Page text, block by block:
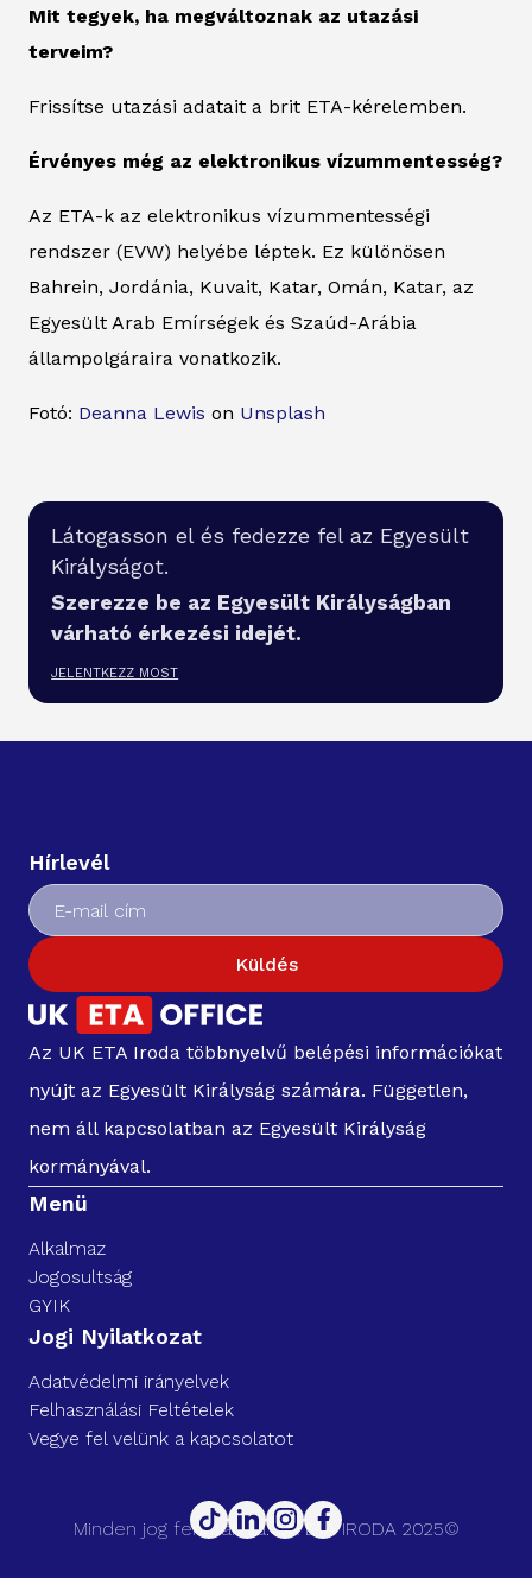
Mit tegyek, ha megváltoznak az utazási
terveim?
Frissítse utazási adatait a brit ETA-kérelemben.
Érvényes még az elektronikus vízummentesség?
Az ETA-k az elektronikus vízummentességi
rendszer (EVW) helyébe léptek. Ez különösen
Bahrein, Jordánia, Kuvait, Katar, Omán, Katar, az
Egyesült Arab Emírségek és Szaúd-Arábia
állampolgáraira vonatkozik.
Fotó: Deanna Lewis on Unsplash
Látogasson el és fedezze fel az Egyesült
Királyságot.
Szerezze be az Egyesült Királyságban
várható érkezési idejét.
JELENTKEZZ MOST
Hírlevél
Küldés
Az UK ETA Iroda többnyelvű belépési információkat
nyújt az Egyesült Királyság számára. Független,
nem áll kapcsolatban az Egyesült Királyság
kormányával.
Menü
Alkalmaz
Jogosultság
GYIK
Jogi Nyilatkozat
Adatvédelmi irányelvek
Felhasználási Feltételek
Vegye fel velünk a kapcsolatot
Minden jog fenntartva. UK ETA IRODA 2025©